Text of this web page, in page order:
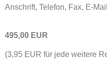
Anschrift, Telefon, Fax, E-Mail
495,00 EUR
(3,95 EUR für jede weitere